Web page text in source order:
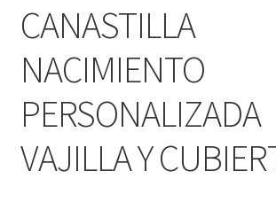
CANASTILLA
NACIMIENTO
PERSONALIZADA
VAJILLA Y